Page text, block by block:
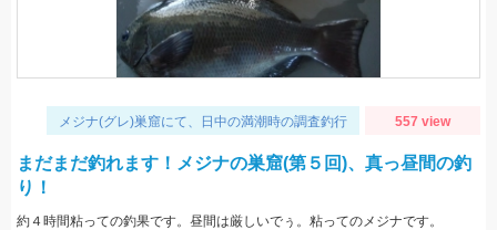
メジナ(グレ)巣窟にて、日中の満潮時の調査釣行 557 view
まだまだ釣れます！メジナの巣窟(第５回)、真っ昼間の釣
り！
約４時間粘っての釣果です。昼間は厳しいでぅ。粘ってのメジナです。